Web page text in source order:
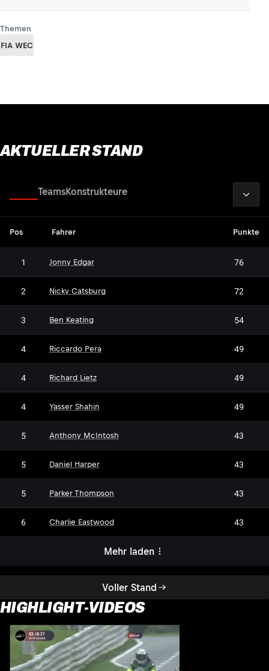
Themen
FIA WEC
AKTUELLER STAND
Voller Stand
TeamsKonstrukteure
Pos Fahrer Punkte
1 Jonny Edgar 76
2 Nicky Catsburg 72
3 Ben Keating 54
4 Riccardo Pera 49
4 Richard Lietz 49
4 Yasser Shahin 49
5 Anthony McIntosh 43
5 Daniel Harper 43
5 Parker Thompson 43
6 Charlie Eastwood 43
Mehr laden
HIGHLIGHT-VIDEOS